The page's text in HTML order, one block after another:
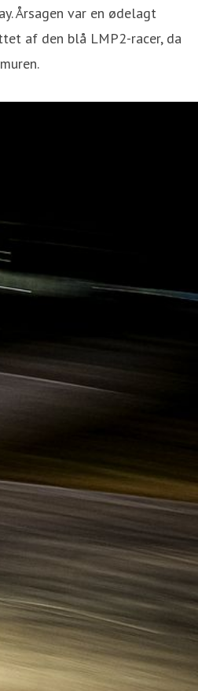
Årsagen var en ødelagt
af den blå LMP2-racer, da